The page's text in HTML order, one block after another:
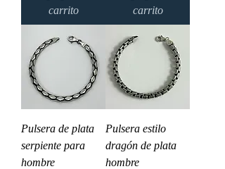
carrito
carrito
Pulsera de plata
serpiente para
hombre
Pulsera estilo
dragón de plata
hombre